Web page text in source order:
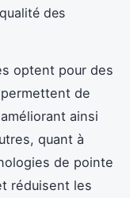
des
optent pour des
de
ainsi
quant à
de pointe
réduisent les